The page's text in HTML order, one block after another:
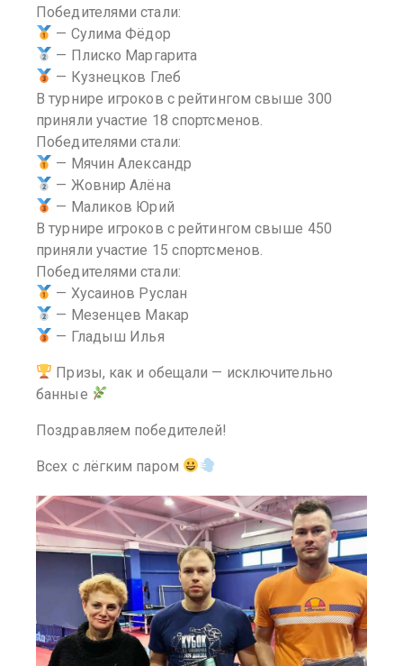
Победителями стали:
— Сулима Фёдор
— Плиско Маргарита
— Кузнецков Глеб
В турнире игроков с рейтингом свыше 300
приняли участие 18 спортсменов.
Победителями стали:
— Мячин Александр
— Жовнир Алёна
— Маликов Юрий
В турнире игроков с рейтингом свыше 450
приняли участие 15 спортсменов.
Победителями стали:
— Хусаинов Руслан
— Мезенцев Макар
— Гладыш Илья
Призы, как и обещали — исключительно
банные
Поздравляем победителей!
Всех с лёгким паром